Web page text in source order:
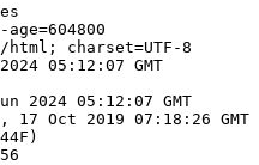
charset=UTF-8
05:12:07 GMT
2024 05:12:07 GMT
Oct 2019 07:18:26 GMT